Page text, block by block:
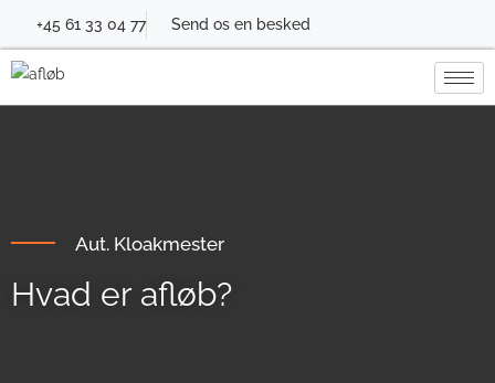
+45 61 33 04 77 Send os en besked
Aut. Kloakmester
Hvad er afløb?